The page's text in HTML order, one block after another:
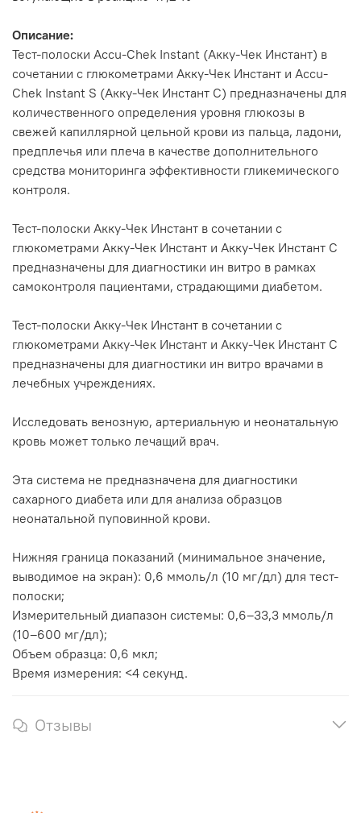
Описание:
Тест-полоски Accu-Chek Instant (Акку-Чек Инстант) в
сочетании с глюкометрами Акку-Чек Инстант и Accu-
Chek Instant S (Акку-Чек Инстант С) предназначены для
количественного определения уровня глюкозы в
свежей капиллярной цельной крови из пальца, ладони,
предплечья или плеча в качестве дополнительного
средства мониторинга эффективности гликемического
контроля.
Тест-полоски Акку-Чек Инстант в сочетании с
глюкометрами Акку-Чек Инстант и Акку-Чек Инстант С
предназначены для диагностики ин витро в рамках
самоконтроля пациентами, страдающими диабетом.
Тест-полоски Акку-Чек Инстант в сочетании с
глюкометрами Акку-Чек Инстант и Акку-Чек Инстант С
предназначены для диагностики ин витро врачами в
лечебных учреждениях.
Исследовать венозную, артериальную и неонатальную
кровь может только лечащий врач.
Этa системa не предназначенa для диагностики
сахарного диабета или для анализа образцов
неонатальной пуповинной крови.
Нижняя граница показаний (минимальное значение,
выводимое на экран): 0,6 ммоль/л (10 мг/дл) для тест-
полоски;
Измерительный диапазон системы: 0,6–33,3 ммоль/л
(10–600 мг/дл);
Объем образца: 0,6 мкл;
Время измерения: <4 секунд.
Отзывы